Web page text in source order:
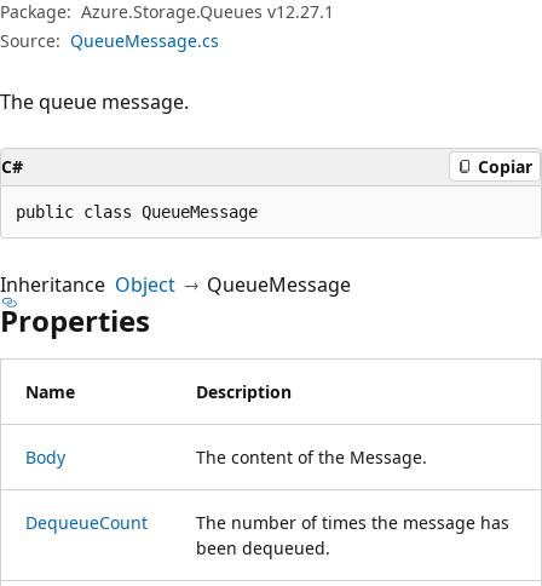
Package: Azure.Storage.Queues v12.27.1
Source: QueueMessage.cs
The queue message.
C# Copiar
public class QueueMessage
Inheritance Object QueueMessage
Properties
Name Description
Body The content of the Message.
DequeueCount
The number of times the message has
been dequeued.